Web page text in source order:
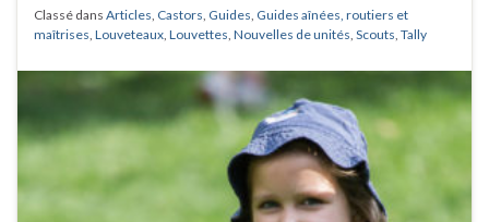
Classé dans Articles, Castors, Guides, Guides aînées, routiers et
maîtrises, Louveteaux, Louvettes, Nouvelles de unités, Scouts, Tally